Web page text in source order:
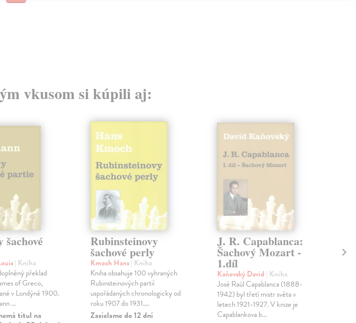
vkusom si kúpili aj:
šachové
| Kniha
překlad
of Greco,
v Londýně 1900.
...
titul na
Rubinsteinovy
šachové perly
Kmoch Hans| Kniha
Kniha obsahuje 100 vyhraných
Rubinsteinových partií
uspořádaných chronologicky od
roku 1907 do 1931....
Zasielame do 12 dní
J. R. Capablanca:
Šachový Mozart -
1.díl
Kaňovský David | Kniha
José Raúl Capablanca (1888-
1942) byl třetí mistr světa v
letech 1921-1927. V knize je
Capablankova b...